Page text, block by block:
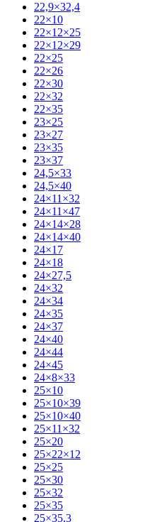
22,9×32,4
22×10
22×12×25
22×12×29
22×25
22×26
22×30
22×32
22×35
23×25
23×27
23×35
23×37
24,5×33
24,5×40
24×11×32
24×11×47
24×14×28
24×14×40
24×17
24×18
24×27,5
24×32
24×34
24×35
24×37
24×40
24×44
24×45
24×8×33
25×10
25×10×39
25×10×40
25×11×32
25×20
25×22×12
25×25
25×30
25×32
25×35
25×35,3